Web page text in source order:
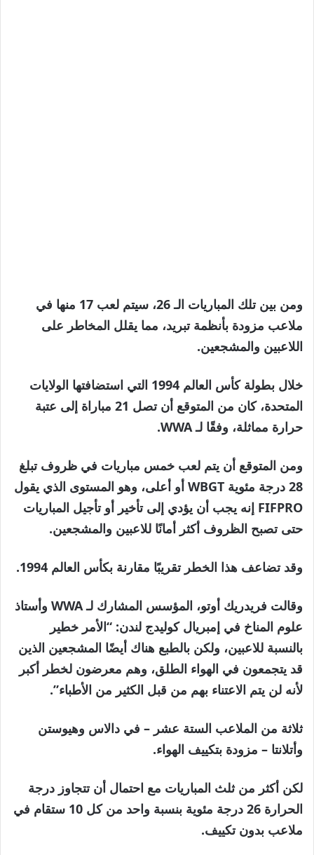
ومن بين تلك المباريات الـ 26، سيتم لعب 17 منها في
ملاعب مزودة بأنظمة تبريد، مما يقلل المخاطر على
اللاعبين والمشجعين.
خلال بطولة كأس العالم 1994 التي استضافتها الولايات
المتحدة، كان من المتوقع أن تصل 21 مباراة إلى عتبة
حرارة مماثلة، وفقًا لـ WWA.
ومن المتوقع أن يتم لعب خمس مباريات في ظروف تبلغ
28 درجة مئوية WBGT أو أعلى، وهو المستوى الذي يقول
FIFPRO إنه يجب أن يؤدي إلى تأخير أو تأجيل المباريات
حتى تصبح الظروف أكثر أمانًا للاعبين والمشجعين.
وقد تضاعف هذا الخطر تقريبًا مقارنة بكأس العالم 1994.
وقالت فريدريك أوتو، المؤسس المشارك لـ WWA وأستاذ
علوم المناخ في إمبريال كوليدج لندن: “الأمر خطير
بالنسبة للاعبين، ولكن بالطبع هناك أيضًا المشجعين الذين
قد يتجمعون في الهواء الطلق، وهم معرضون لخطر أكبر
لأنه لن يتم الاعتناء بهم من قبل الكثير من الأطباء”.
ثلاثة من الملاعب الستة عشر – في دالاس وهيوستن
وأتلانتا – مزودة بتكييف الهواء.
لكن أكثر من ثلث المباريات مع احتمال أن تتجاوز درجة
الحرارة 26 درجة مئوية بنسبة واحد من كل 10 ستقام في
ملاعب بدون تكييف.